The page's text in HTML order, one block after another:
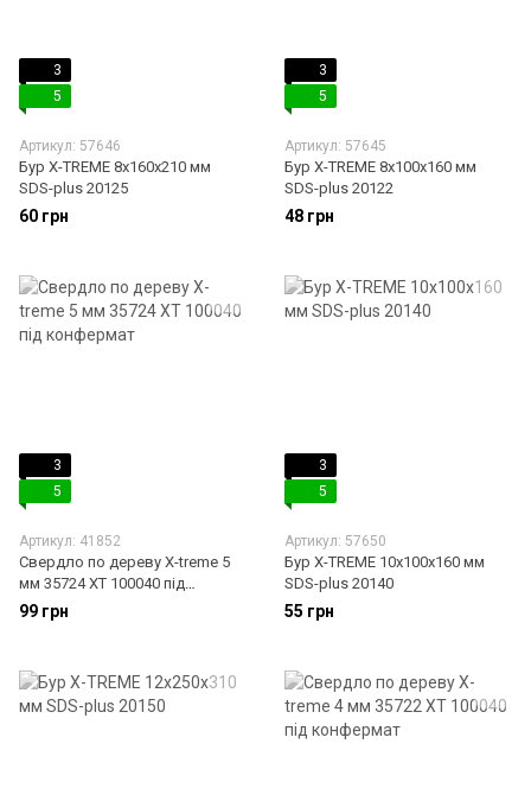
3
5
Артикул: 57646
Бур X-TREME 8х160х210 мм
SDS-plus 20125
60 грн
3
5
Артикул: 57645
Бур X-TREME 8х100х160 мм
SDS-plus 20122
48 грн
3
5
Артикул: 41852
Свердло по дереву X-treme 5
мм 35724 XT 100040 під
конфермат
99 грн
3
5
Артикул: 57650
Бур X-TREME 10х100х160 мм
SDS-plus 20140
55 грн